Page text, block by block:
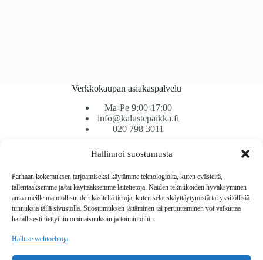
Hallinnoi suostumusta
Parhaan kokemuksen tarjoamiseksi käytämme teknologioita, kuten evästeitä,
tallentaaksemme ja/tai käyttääksemme laitetietoja. Näiden tekniikoiden hyväksyminen
antaa meille mahdollisuuden käsitellä tietoja, kuten selauskäyttäytymistä tai yksilöllisiä
tunnuksia tällä sivustolla. Suostumuksen jättäminen tai peruuttaminen voi vaikuttaa
haitallisesti tiettyihin ominaisuuksiin ja toimintoihin.
Hallitse vaihtoehtoja
Verkkokaupan asiakaspalvelu
Ma-Pe 9:00-17:00
info@kalustepaikka.fi
020 798 3011
Tavarantoimitus / Maksutavat
Toimitustavat
Maksutavat
Vaihto ja palautus
Reklamaatiot